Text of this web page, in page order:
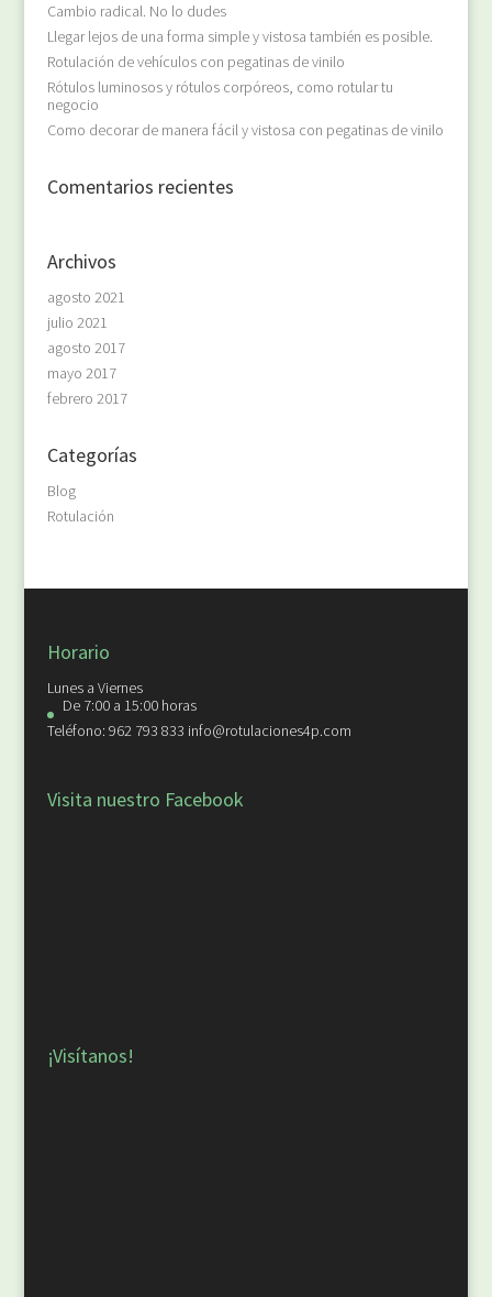
Cambio radical. No lo dudes
Llegar lejos de una forma simple y vistosa también es posible.
Rotulación de vehículos con pegatinas de vinilo
Rótulos luminosos y rótulos corpóreos, como rotular tu
negocio
Como decorar de manera fácil y vistosa con pegatinas de vinilo
Comentarios recientes
Archivos
agosto 2021
julio 2021
agosto 2017
mayo 2017
febrero 2017
Categorías
Blog
Rotulación
Horario
Lunes a Viernes
De 7:00 a 15:00 horas
Teléfono: 962 793 833 info@rotulaciones4p.com
Visita nuestro Facebook
¡Visítanos!